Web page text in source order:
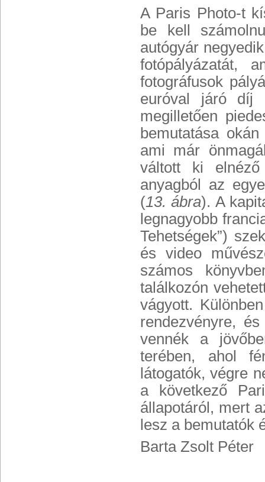
A Paris Photo-t
be kell
autógyár
fotópályázatát,
fotográfusok
euróval járó díj
megilletően
bemutatása
ami már
váltott ki elnéző
anyagból az
(13. ábra). A
legnagyobb
Tehetségek”)
és video
számos
találkozón
vágyott.
rendezvényre,
vennék a
terében, ahol
látogatók, végre
a következő
állapotáról, mert
lesz a bemutatók
Barta Zsolt Péter